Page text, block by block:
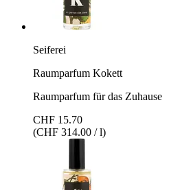
Seiferei
Raumparfum Kokett
Raumparfum für das Zuhause
CHF 15.70
(CHF 314.00 / l)